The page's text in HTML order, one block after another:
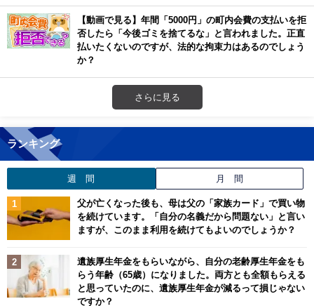
【動画で見る】年間「5000円」の町内会費の支払いを拒
否したら「今後ゴミを捨てるな」と言われました。正直
払いたくないのですが、法的な拘束力はあるのでしょう
か？
さらに見る
ランキング
週 間 月 間
父が亡くなった後も、母は父の「家族カード」で買い物
を続けています。「自分の名義だから問題ない」と言い
ますが、このまま利用を続けてもよいのでしょうか？
遺族厚生年金をもらいながら、自分の老齢厚生年金をも
らう年齢（65歳）になりました。両方とも全額もらえる
と思っていたのに、遺族厚生年金が減るって損じゃない
ですか？